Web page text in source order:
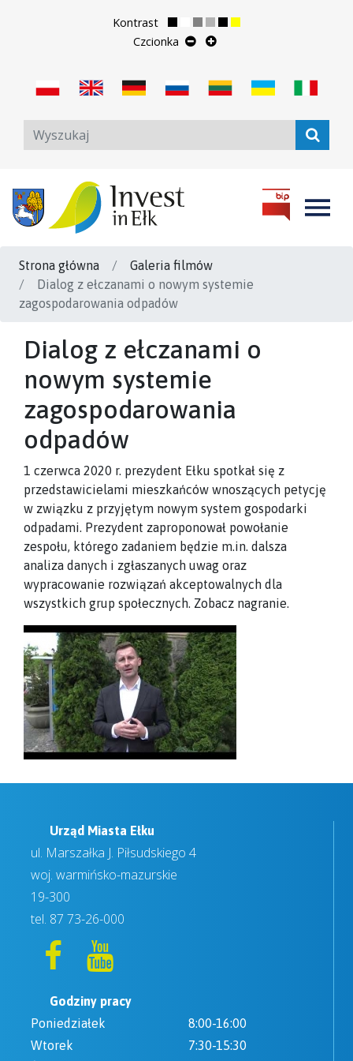
Kontrast
Czcionka
Strona główna
Galeria filmów
Dialog z ełczanami o nowym systemie
zagospodarowania odpadów
Dialog z ełczanami o
nowym systemie
zagospodarowania
odpadów
1 czerwca 2020 r. prezydent Ełku spotkał się z
przedstawicielami mieszkańców wnoszących petycję
w związku z przyjętym nowym system gospodarki
odpadami. Prezydent zaproponował powołanie
zespołu, którego zadaniem będzie m.in. dalsza
analiza danych i zgłaszanych uwag oraz
wypracowanie rozwiązań akceptowalnych dla
wszystkich grup społecznych. Zobacz nagranie.
Urząd Miasta Ełku
ul. Marszałka J. Piłsudskiego 4
woj. warmińsko-mazurskie
19-300
tel. 87 73-26-000
Godziny pracy
Poniedziałek
8:00-16:00
Wtorek
7:30-15:30